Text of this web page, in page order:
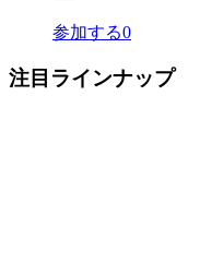
参加する0
注目ラインナップ